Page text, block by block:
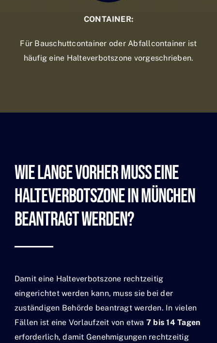
CONTAINER:
Für Bauschuttcontainer oder Abfallcontainer ist
häufig eine Halteverbotszone vorgeschrieben.
Wie Lange Vorher Muss Eine
Halteverbotszone In München
Beantragt Werden?
Damit eine Halteverbotszone rechtzeitig
eingerichtet werden kann, muss sie bei der
zuständigen Behörde beantragt werden. In vielen
Fällen ist eine Vorlaufzeit von etwa 7 bis 14 Tagen
erforderlich, damit Genehmigungen rechtzeitig